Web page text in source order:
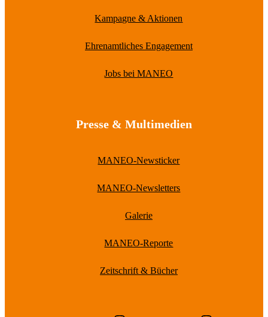
Kampagne & Aktionen
Ehrenamtliches Engagement
Jobs bei MANEO
Presse & Multimedien
MANEO-Newsticker
MANEO-Newsletters
Galerie
MANEO-Reporte
Zeitschrift & Bücher